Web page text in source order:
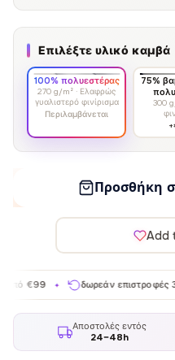
Επιλέξτε υλικό καμβά
100% πολυεστέρας
270 g/m² · Ελαφρώς
γυαλιστερό φινίρισμα
Περιλαμβάνεται
75%
300
Προσθήκη
Add
δωρεάν επιστροφές 30 ημερών
Αποστολές εντός
24–48h